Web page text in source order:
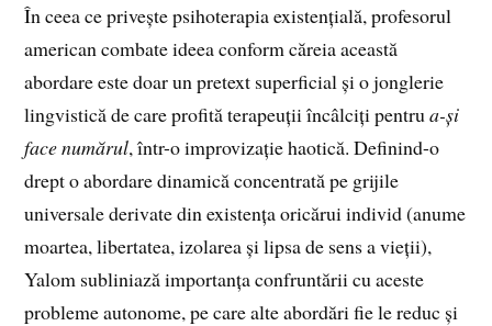
În ceea ce privește psihoterapia existențială, profesorul
american combate ideea conform căreia această
abordare este doar un pretext superficial și o jonglerie
lingvistică de care profită terapeuții încâlciți pentrua-și
face numărul, într-o improvizație haotică. Definind-o
drept o abordare dinamică concentrată pe grijile
universale derivate din existența oricărui individ (anume
moartea, libertatea, izolarea și lipsa de sens a vieții),
Yalom subliniază importanța confruntării cu aceste
probleme autonome, pe care alte abordări fie le reduc și